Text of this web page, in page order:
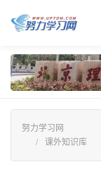
努力学习网
课外知识库